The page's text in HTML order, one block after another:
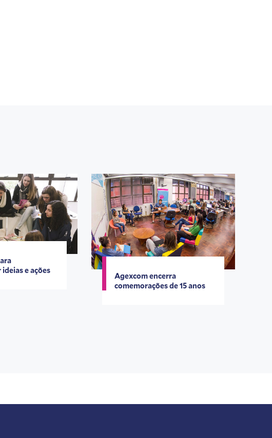
e ações
Agexcom encerra
comemorações de 15 anos